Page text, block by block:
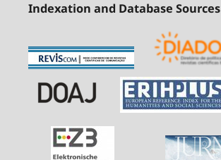
Indexation and Database Sources